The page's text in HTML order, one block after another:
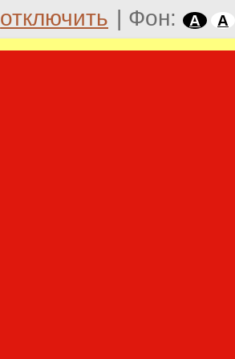
отключить | Фон: A A